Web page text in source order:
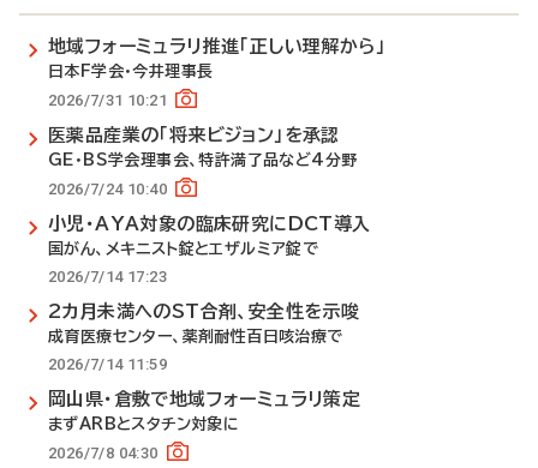
地域フォーミュラリ推進「正しい理解から」
日本F学会・今井理事長
2026/7/31 10:21
医薬品産業の「将来ビジョン」を承認
GE・BS学会理事会、特許満了品など4分野
2026/7/24 10:40
小児・AYA対象の臨床研究にDCT導入
国がん、メキニスト錠とエザルミア錠で
2026/7/14 17:23
2カ月未満へのST合剤、安全性を示唆
成育医療センター、薬剤耐性百日咳治療で
2026/7/14 11:59
岡山県・倉敷で地域フォーミュラリ策定
まずARBとスタチン対象に
2026/7/8 04:30